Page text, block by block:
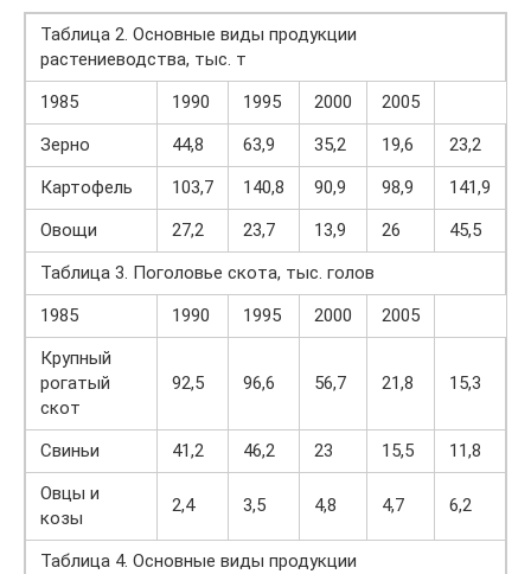
Таблица 2. Основные виды продукции
растениеводства, тыс. т
1985
1990 1995 2000
2005
Зерно
44,8 63,9 35,2 19,6
23,2
Картофель
103,7 140,8 90,9 98,9
141,9
Овощи
27,2 23,7 13,9 26
45,5
Таблица 3. Поголовье скота, тыс. голов
1985
1990 1995 2000
2005
Крупный
рогатый
скот
92,5 96,6 56,7 21,8 15,3
Свиньи 41,2 46,2 23 15,5
11,8
Овцы и
козы
2,4 3,5 4,8 4,7 6,2
Таблица 4. Основные виды продукции